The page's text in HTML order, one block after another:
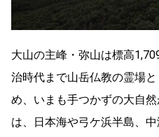
大山の主峰・弥山は標高
治時代まで山岳仏教の霊場
め、いまも手つかずの大自
は、日本海や弓ケ浜半島、